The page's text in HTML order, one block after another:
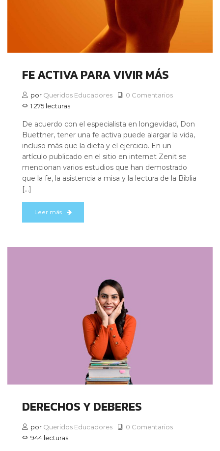
FE ACTIVA PARA VIVIR MÁS
por Queridos Educadores
0 Comentarios
1.275 lecturas
De acuerdo con el especialista en longevidad, Don
Buettner, tener una fe activa puede alargar la vida,
incluso más que la dieta y el ejercicio. En un
artículo publicado en el sitio en internet Zenit se
mencionan varios estudios que han demostrado
que la fe, la asistencia a misa y la lectura de la Biblia
[…]
Leer más
DERECHOS Y DEBERES
por Queridos Educadores
0 Comentarios
944 lecturas